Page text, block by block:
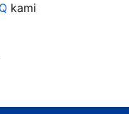
kami
tetamu